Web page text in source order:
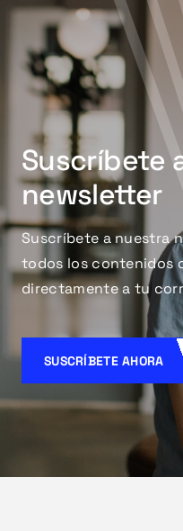
Suscríbete
newsletter
Suscríbete a nuestra
todos los contenidos
directamente a tu
SUSCRÍBETE AHORA